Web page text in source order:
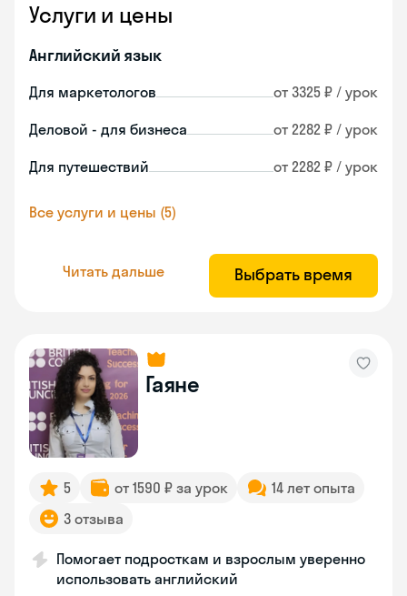
Услуги и цены
Английский язык
Для маркетологов от 3325 ₽ / урок
Деловой - для бизнеса от 2282 ₽ / урок
Для путешествий от 2282 ₽ / урок
Все услуги и цены (5)
Читать дальше Выбрать время
Гаяне
5 от 1590 ₽ за урок
14 лет опыта
3 отзыва
Помогает подросткам и взрослым уверенно
использовать английский